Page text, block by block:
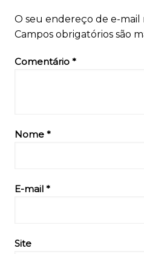
O seu endereço de e-mail
Campos obrigatórios são
Comentário *
Nome *
E-mail *
Site